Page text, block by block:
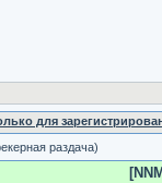
для
раздача)